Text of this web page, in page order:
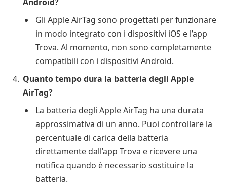
Gli Apple AirTag sono progettati per funzionare
in modo integrato con i dispositivi iOS e l’app
Trova. Al momento, non sono completamente
compatibili con i dispositivi Android.
Quanto tempo dura la batteria degli Apple
AirTag?
La batteria degli Apple AirTag ha una durata
approssimativa di un anno. Puoi controllare la
percentuale di carica della batteria
direttamente dall’app Trova e ricevere una
notifica quando è necessario sostituire la
batteria.